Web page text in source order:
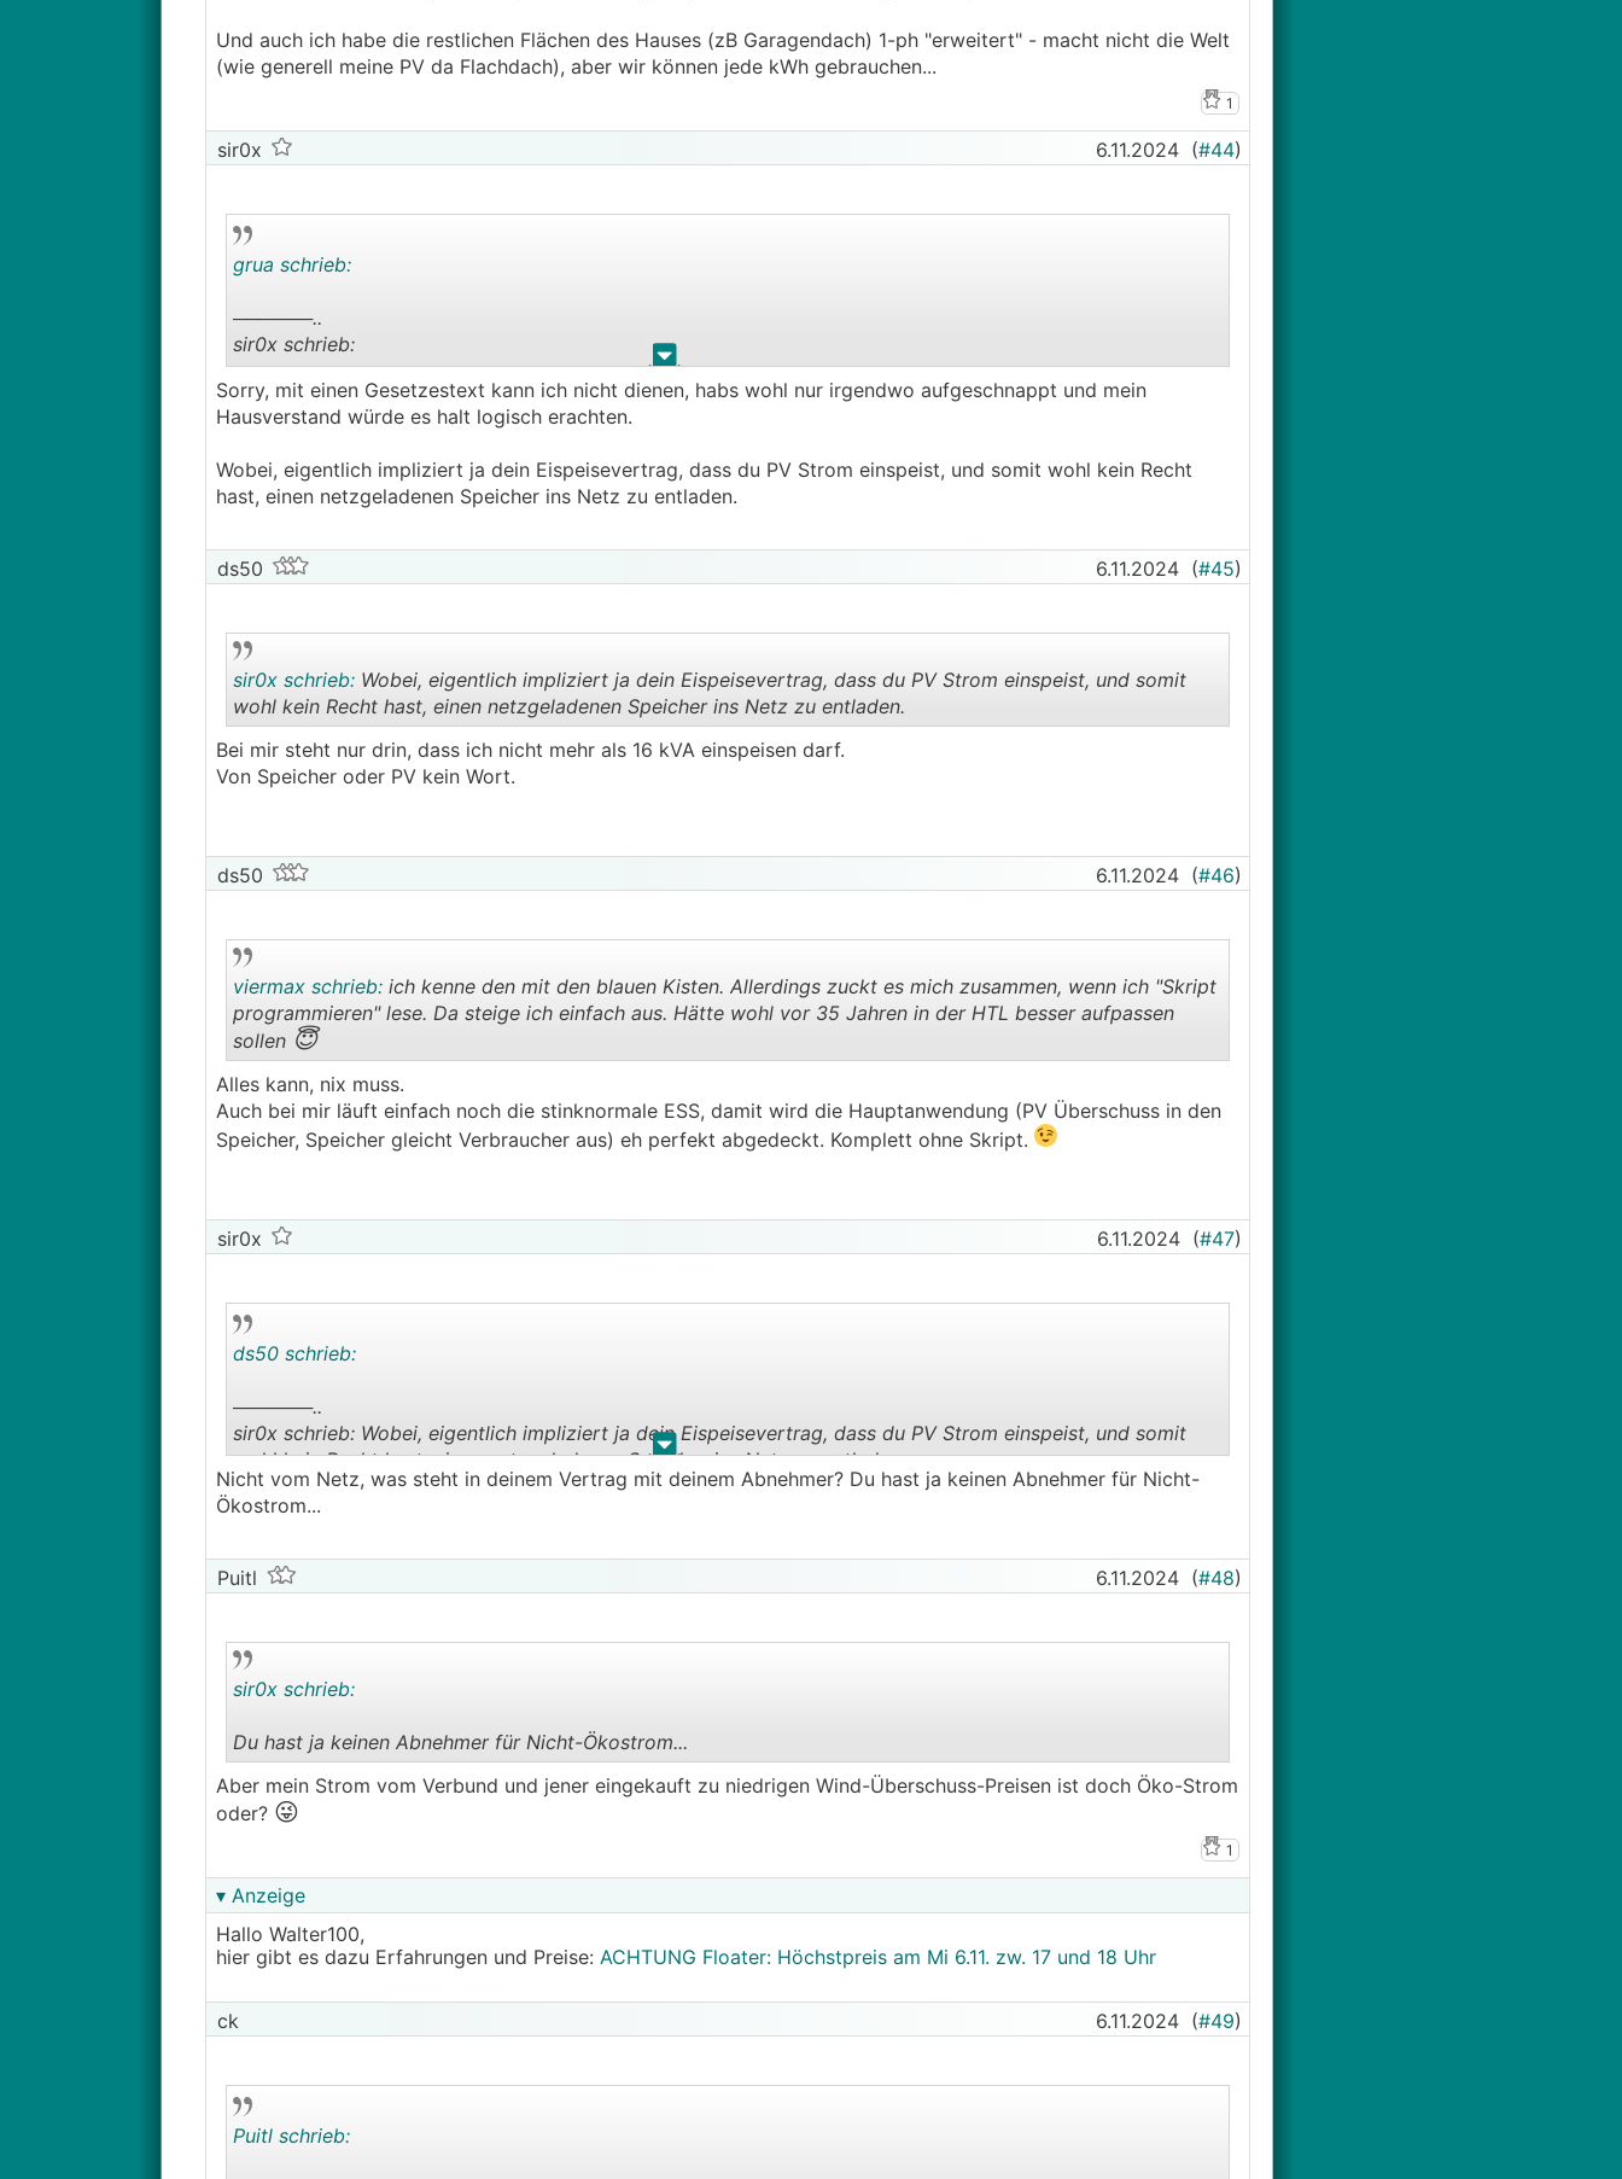
Und auch ich habe die restlichen Flächen des Hauses (zB Garagendach) 1-ph "erweitert" - macht nicht die Welt
(wie generell meine PV da Flachdach), aber wir können jede kWh gebrauchen...
1
sir0x 6.11.2024 (#44)
. .
grua schrieb:
──────..
sir0x schrieb:
Speicher ins Netz entladen, welcher zuvor aus dem Netz geladen wurde, ist mWn nicht erlaubt (würde ja die
Herkunftsdatenbank ad absurdum führen)
Hat mir noch keiner bislang einen entsprechenden Gesetzestext, Verordnung o.ä. zeigen können. Lass mich
Sorry, mit einen Gesetzestext kann ich nicht dienen, habs wohl nur irgendwo aufgeschnappt und mein
Hausverstand würde es halt logisch erachten.
Wobei, eigentlich impliziert ja dein Eispeisevertrag, dass du PV Strom einspeist, und somit wohl kein Recht
hast, einen netzgeladenen Speicher ins Netz zu entladen.
ds50 6.11.2024 (#45)
sir0x schrieb:Wobei, eigentlich impliziert ja dein Eispeisevertrag, dass du PV Strom einspeist, und somit
wohl kein Recht hast, einen netzgeladenen Speicher ins Netz zu entladen.
Bei mir steht nur drin, dass ich nicht mehr als 16 kVA einspeisen darf.
Von Speicher oder PV kein Wort.
ds50 6.11.2024 (#46)
viermax schrieb:ich kenne den mit den blauen Kisten. Allerdings zuckt es mich zusammen, wenn ich "Skript
programmieren" lese. Da steige ich einfach aus. Hätte wohl vor 35 Jahren in der HTL besser aufpassen
sollen 😇
Alles kann, nix muss.
Auch bei mir läuft einfach noch die stinknormale ESS, damit wird die Hauptanwendung (PV Überschuss in den
Speicher, Speicher gleicht Verbraucher aus) eh perfekt abgedeckt. Komplett ohne Skript.
sir0x 6.11.2024 (#47)
. .
ds50 schrieb:
──────..
sir0x schrieb: Wobei, eigentlich impliziert ja dein Eispeisevertrag, dass du PV Strom einspeist, und somit
wohl kein Recht hast, einen netzgeladenen Speicher ins Netz zu entladen.
───────────────
Von Speicher oder PV kein Wort.
Nicht vom Netz, was steht in deinem Vertrag mit deinem Abnehmer? Du hast ja keinen Abnehmer für Nicht-
Ökostrom...
Puitl 6.11.2024 (#48)
..
sir0x schrieb:
Du hast ja keinen Abnehmer für Nicht-Ökostrom...
Aber mein Strom vom Verbund und jener eingekauft zu niedrigen Wind-Überschuss-Preisen ist doch Öko-Strom
oder? 😜
1
▾ Anzeige
Hallo Walter100,
hier gibt es dazu Erfahrungen und Preise: ACHTUNG Floater: Höchstpreis am Mi 6.11. zw. 17 und 18 Uhr
ck 6.11.2024 (#49)
Puitl schrieb: